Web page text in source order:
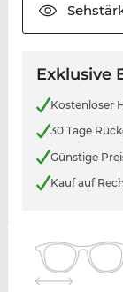
Exklusive
Kostenloser
30 Tage
Günstige
Kauf auf